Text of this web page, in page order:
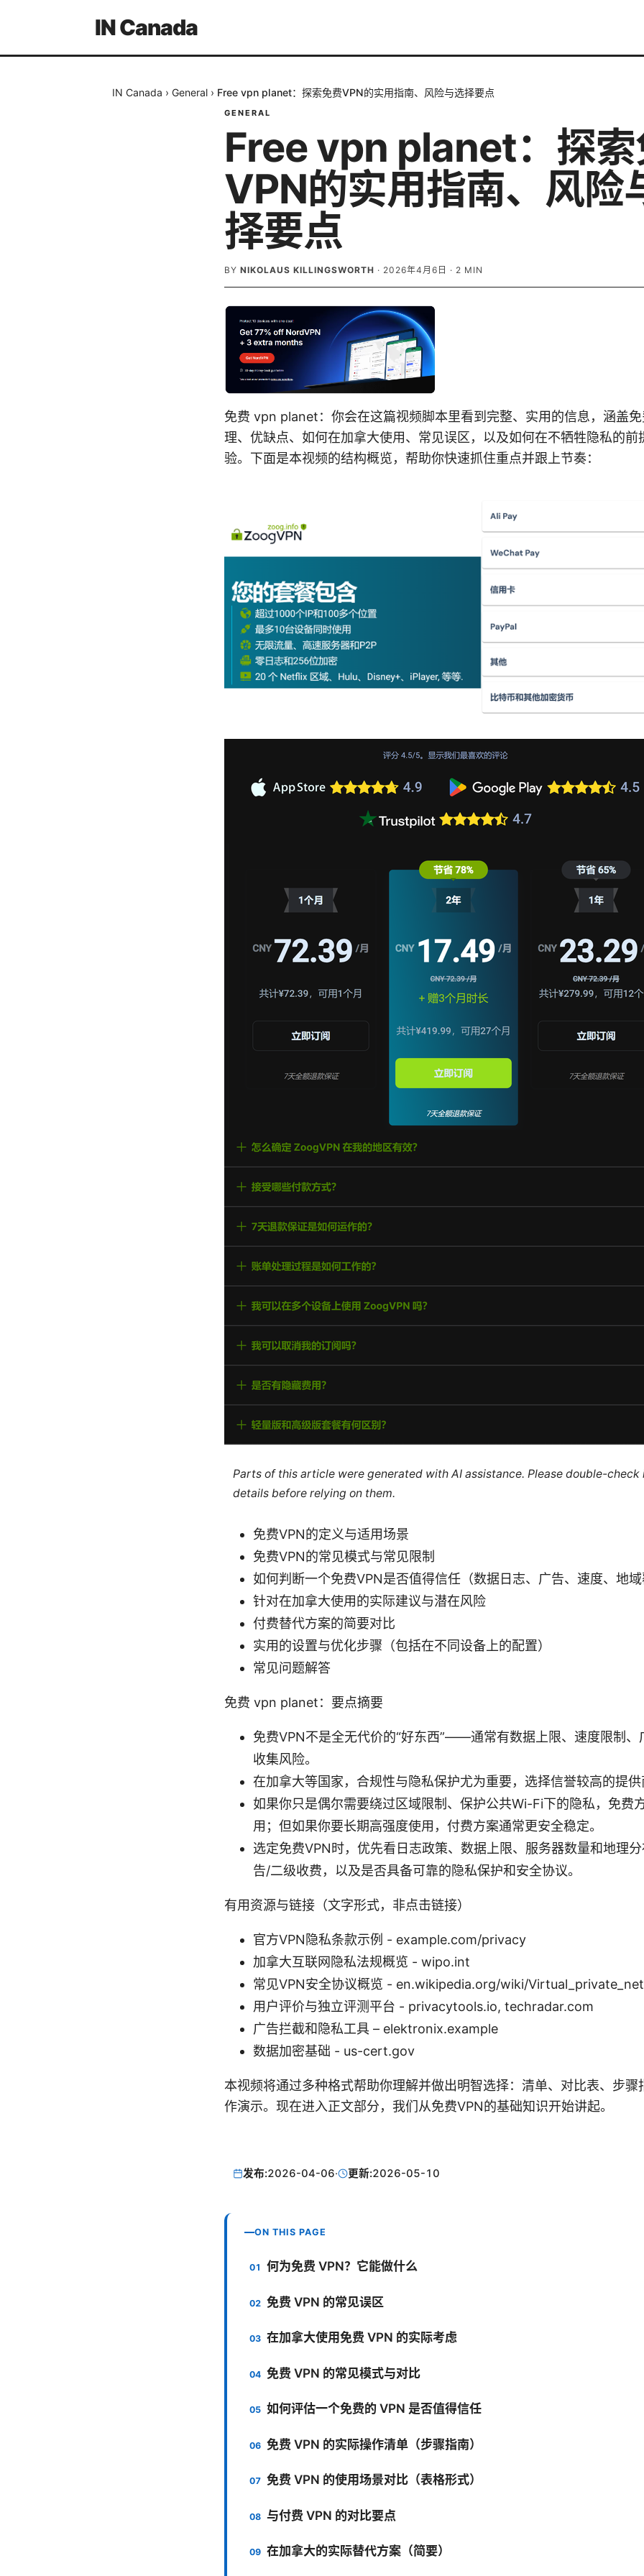
IN Canada
IN Canada › General › Free vpn planet：探索免费VPN的实用指南、风险与选择要点
GENERAL
Free vpn planet：探索
VPN的实用指南、风险
择要点
BY NIKOLAUS KILLINGSWORTH · 2026年4月6日 · 2 MIN
免费 vpn planet：你会在这篇视频脚本里看到完整、实用的信息，涵盖
理、优缺点、如何在加拿大使用、常见误区，以及如何在不牺牲隐私的前
验。下面是本视频的结构概览，帮助你快速抓住重点并跟上节奏：
Parts of this article were generated with AI assistance. Please double-
details before relying on them.
免费VPN的定义与适用场景
免费VPN的常见模式与常见限制
如何判断一个免费VPN是否值得信任（数据日志、广告、速度、地域
针对在加拿大使用的实际建议与潜在风险
付费替代方案的简要对比
实用的设置与优化步骤（包括在不同设备上的配置）
常见问题解答
免费 vpn planet：要点摘要
免费VPN不是全无代价的“好东西”——通常有数据上限、速度限制、
收集风险。
在加拿大等国家，合规性与隐私保护尤为重要，选择信誉较高的提供
如果你只是偶尔需要绕过区域限制、保护公共Wi-Fi下的隐私，免费
用；但如果你要长期高强度使用，付费方案通常更安全稳定。
选定免费VPN时，优先看日志政策、数据上限、服务器数量和地理
告/二级收费，以及是否具备可靠的隐私保护和安全协议。
有用资源与链接（文字形式，非点击链接）
官方VPN隐私条款示例 - example.com/privacy
加拿大互联网隐私法规概览 - wipo.int
常见VPN安全协议概览 - en.wikipedia.org/wiki/
用户评价与独立评测平台 - privacytools.io, techradar.com
广告拦截和隐私工具 – elektronix.example
数据加密基础 - us-cert.gov
本视频将通过多种格式帮助你理解并做出明智选择：清单、对比表、步骤
作演示。现在进入正文部分，我们从免费VPN的基础知识开始讲起。
发布:2026-04-06· 更新:2026-05-10
ON THIS PAGE
何为免费 VPN？它能做什么
免费 VPN 的常见误区
在加拿大使用免费 VPN 的实际考虑
免费 VPN 的常见模式与对比
如何评估一个免费的 VPN 是否值得信任
免费 VPN 的实际操作清单（步骤指南）
免费 VPN 的使用场景对比（表格形式）
与付费 VPN 的对比要点
在加拿大的实际替代方案（简要）